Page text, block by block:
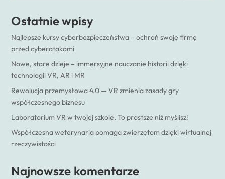
Ostatnie wpisy
Najlepsze kursy cyberbezpieczeństwa – ochroń swoję firmę
przed cyberatakami
Nowe, stare dzieje – immersyjne nauczanie historii dzięki
technologii VR, AR i MR
Rewolucja przemysłowa 4.0 — VR zmienia zasady gry
współczesnego biznesu
Laboratorium VR w twojej szkole. To prostsze niż myślisz!
Współczesna weterynaria pomaga zwierzętom dzięki wirtualnej
rzeczywistości
Najnowsze komentarze